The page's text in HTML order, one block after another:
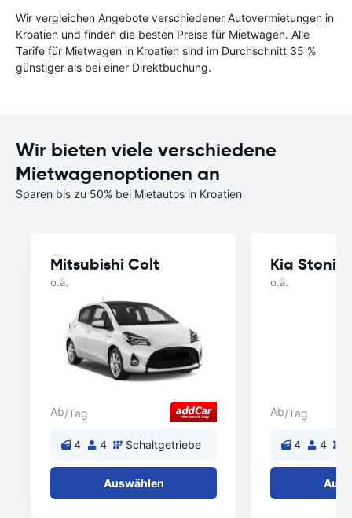
Wir vergleichen Angebote verschiedener Autovermietungen in
Kroatien und finden die besten Preise für Mietwagen. Alle
Tarife für Mietwagen in Kroatien sind im Durchschnitt 35 %
günstiger als bei einer Direktbuchung.
Wir bieten viele verschiedene
Mietwagenoptionen an
Sparen bis zu 50% bei Mietautos in Kroatien
Mitsubishi Colt
o.ä.
Ab/Tag
4 4 Schaltgetriebe
Auswählen
Kia Stonic
o.ä.
Ab/Tag
4 4